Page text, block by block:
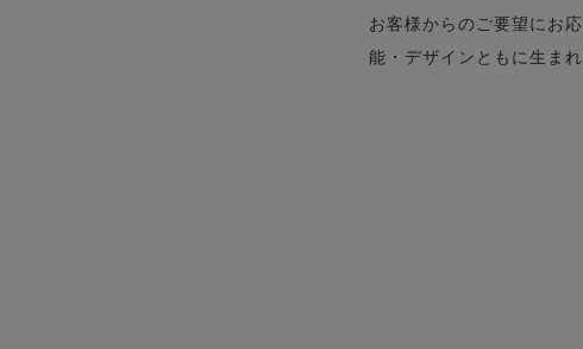
お客様からのご要望にお
能・デザインともに生まれ